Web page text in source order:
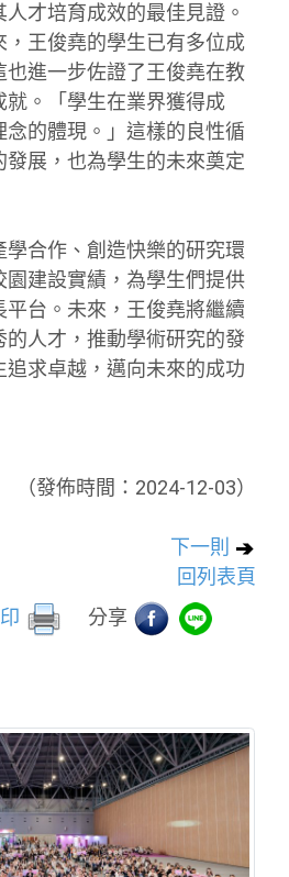
才培育成效的最佳見證。
王俊堯的學生已有多位成
進一步佐證了王俊堯在教
就。「學生在業界獲得成
的體現。」這樣的良性循
展，也為學生的未來奠定
合作、創造快樂的研究環
建設實績，為學生們提供
台。未來，王俊堯將繼續
人才，推動學術研究的發
求卓越，邁向未來的成功
（發佈時間：2024-12-03）
下一則
回列表頁
分享